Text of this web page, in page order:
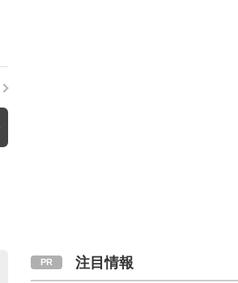
注目情報